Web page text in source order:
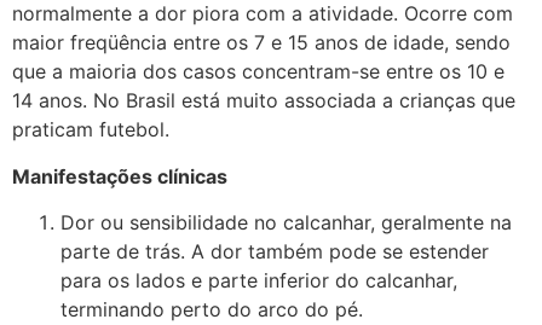
normalmente a dor piora com a atividade. Ocorre com
maior freqüência entre os 7 e 15 anos de idade, sendo
que a maioria dos casos concentram-se entre os 10 e
14 anos. No Brasil está muito associada a crianças que
praticam futebol.
Manifestações clínicas
Dor ou sensibilidade no calcanhar, geralmente na
parte de trás. A dor também pode se estender
para os lados e parte inferior do calcanhar,
terminando perto do arco do pé.